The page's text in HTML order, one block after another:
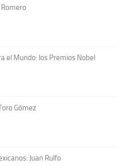
Romero
el Mundo: los Premios Nobel
Gómez
Juan Rulfo